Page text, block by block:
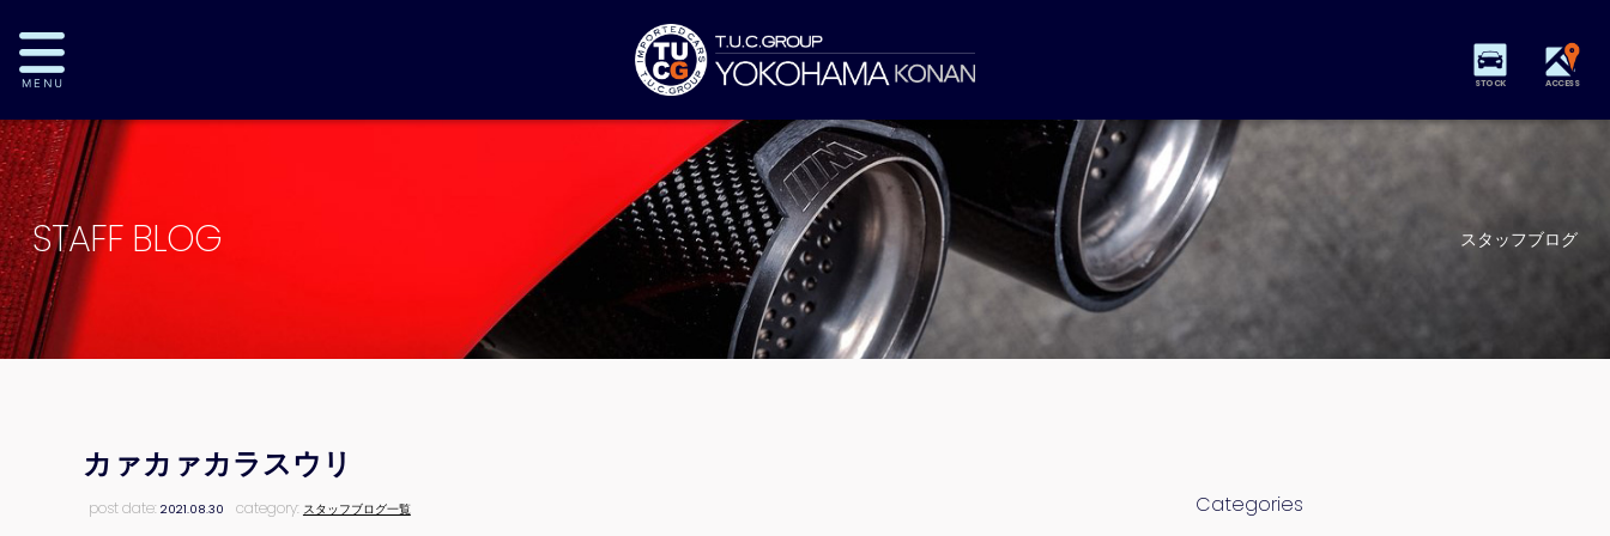
STOCK ACCESS
STAFF BLOG スタッフブログ
カァカァカラスウリ
post date:2021.08.30 category: スタッフブログ一覧 Categories